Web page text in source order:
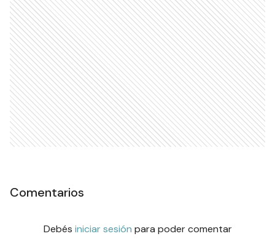
Comentarios
Debés iniciar sesión para poder comentar